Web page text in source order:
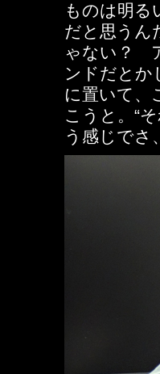
ものは明る
だと思うん
ゃない？
ンドだとか
に置いて、
こうと。“
う感じでさ